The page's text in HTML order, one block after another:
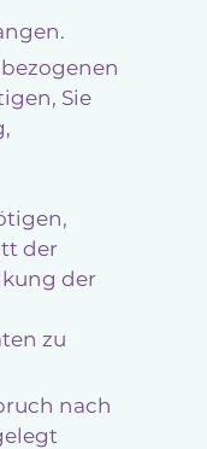
Sie
der
der
zu
nach